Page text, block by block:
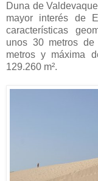
Duna de
mayor interés de
características
unos 30 metros
metros y máxima
129.260 m².